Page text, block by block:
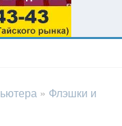
» Флэшки и